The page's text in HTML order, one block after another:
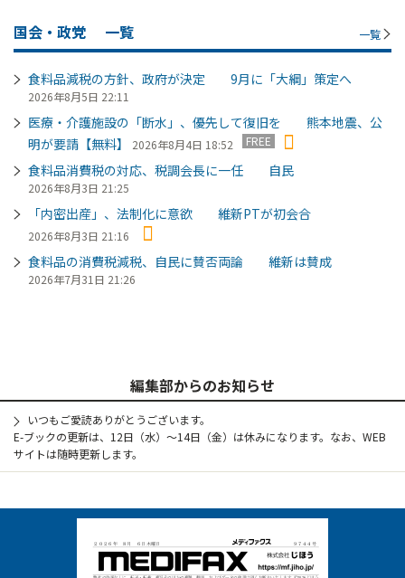
国会・政党 一覧 一覧
食料品減税の方針、政府が決定 9月に「大綱」策定へ
2026年8月5日 22:11
医療・介護施設の「断水」、優先して復旧を 熊本地震、公
明が要請【無料】
2026年8月4日 18:52 FREE
食料品消費税の対応、税調会長に一任 自民
2026年8月3日 21:25
「内密出産」、法制化に意欲 維新PTが初会合
2026年8月3日 21:16
食料品の消費税減税、自民に賛否両論 維新は賛成
2026年7月31日 21:26
編集部からのお知らせ
いつもご愛読ありがとうございます。
E-ブックの更新は、12日（水）～14日（金）は休みになります。なお、WEB
サイトは随時更新します。